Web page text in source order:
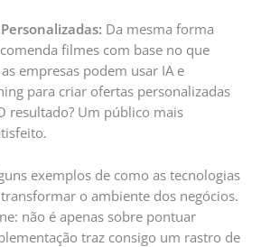
Da mesma forma
filmes com base no que
empresas podem usar IA e
para criar ofertas personalizadas
resultado? Um público mais
exemplos de como as tecnologias
o ambiente dos negócios.
não é apenas sobre pontuar
traz consigo um rastro de